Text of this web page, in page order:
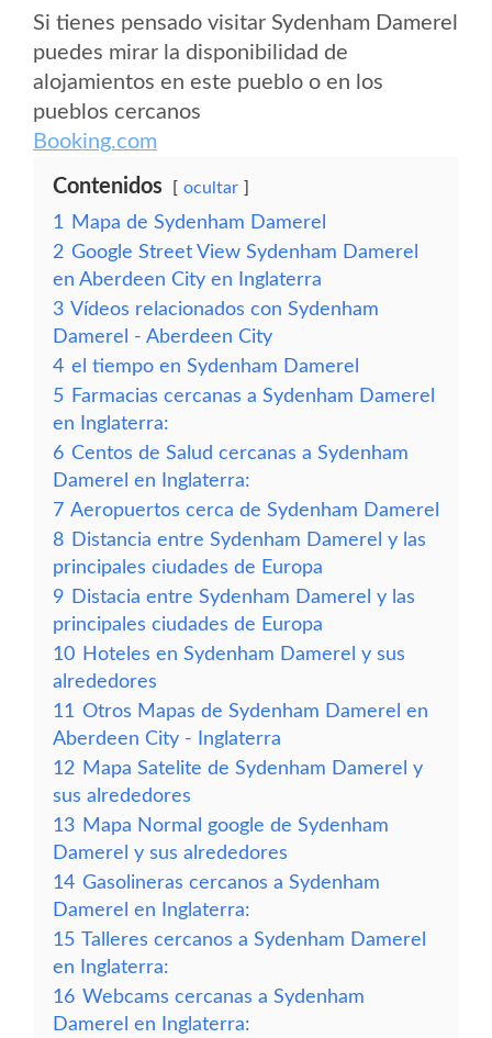
Si tienes pensado visitar Sydenham Damerel
puedes mirar la disponibilidad de
alojamientos en este pueblo o en los
pueblos cercanos
Booking.com
Contenidos ocultar
1
Mapa de Sydenham Damerel
2 Google Street View Sydenham Damerel
en Aberdeen City en Inglaterra
3 Vídeos relacionados con Sydenham
Damerel - Aberdeen City
4 el tiempo en Sydenham Damerel
5 Farmacias cercanas a Sydenham Damerel
en Inglaterra:
6 Centos de Salud cercanas a Sydenham
Damerel en Inglaterra:
7 Aeropuertos cerca de Sydenham Damerel
8 Distancia entre Sydenham Damerel y las
principales ciudades de Europa
9 Distacia entre Sydenham Damerel y las
principales ciudades de Europa
10 Hoteles en Sydenham Damerel y sus
alrededores
11 Otros Mapas de Sydenham Damerel en
Aberdeen City - Inglaterra
12 Mapa Satelite de Sydenham Damerel y
sus alrededores
13 Mapa Normal google de Sydenham
Damerel y sus alrededores
14 Gasolineras cercanos a Sydenham
Damerel en Inglaterra:
15 Talleres cercanos a Sydenham Damerel
en Inglaterra:
16 Webcams cercanas a Sydenham
Damerel en Inglaterra: